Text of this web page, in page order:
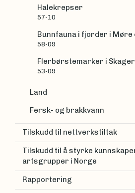
Halekrepser
57-10
Bunnfauna i fjorder i Møre
58-09
Flerbørstemarker i
53-09
Land
Fersk- og brakkvann
Tilskudd til nettverkstiltak
Tilskudd til å styrke
artsgrupper i Norge
Rapportering